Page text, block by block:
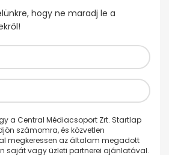
hogy ne maradj le a
a Central Médiacsoport Zrt. Startlap
számomra, és közvetlen
megkeressen az általam megadott
saját vagy üzleti partnerei ajánlatával.